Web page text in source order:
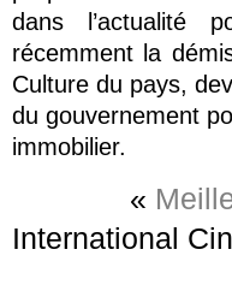
dans l’actualité
récemment la
Culture du pays,
du gouvernement
immobilier.
«
International